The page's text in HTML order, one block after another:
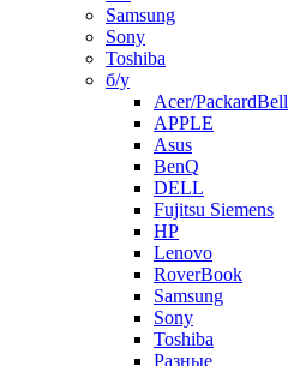
Samsung
Sony
Toshiba
б/у
Acer/PackardBell
APPLE
Asus
BenQ
DELL
Fujitsu Siemens
HP
Lenovo
RoverBook
Samsung
Sony
Toshiba
Разные